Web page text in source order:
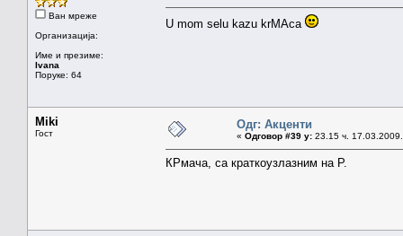
Ван мреже
Организација:
Име и презиме:
Ivana
Поруке: 64
U mom selu kazu krMAca
Miki
Гост
Одг: Акценти
« Одговор #39 у: 23.15 ч.
КРмача, са краткоузлазним на Р.